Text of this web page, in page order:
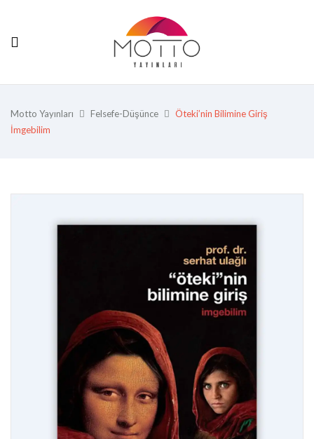
Motto Yayınları Felsefe-Düşünce
Öteki’nin Bilimine Giriş
İmgebilim